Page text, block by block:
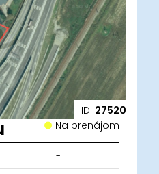
ID: 27520
Na prenájom
-